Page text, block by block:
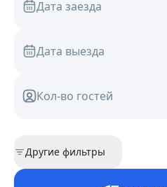
Дата заезда
Дата выезда
Кол-во гостей
Другие фильтры